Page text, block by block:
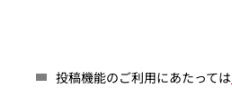
投稿機能のご利用にあたっては